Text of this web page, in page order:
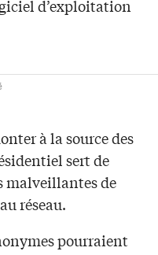
d’exploitation
à la source des
sert de
malveillantes de
réseau.
pourraient